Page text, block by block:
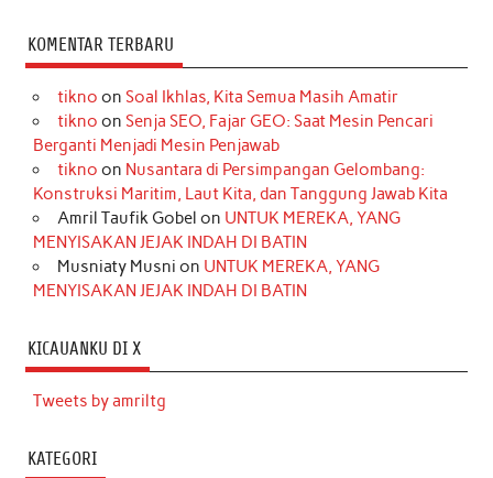
KOMENTAR TERBARU
tikno on Soal Ikhlas, Kita Semua Masih Amatir
tikno on Senja SEO, Fajar GEO: Saat Mesin Pencari
Berganti Menjadi Mesin Penjawab
tikno on Nusantara di Persimpangan Gelombang:
Konstruksi Maritim, Laut Kita, dan Tanggung Jawab Kita
Amril Taufik Gobel on UNTUK MEREKA, YANG
MENYISAKAN JEJAK INDAH DI BATIN
Musniaty Musni on UNTUK MEREKA, YANG
MENYISAKAN JEJAK INDAH DI BATIN
KICAUANKU DI X
Tweets by amriltg
KATEGORI